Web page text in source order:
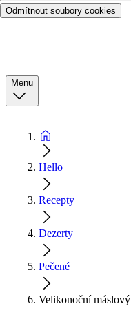
Odmítnout soubory cookies
Menu
Hello
Recepty
Dezerty
Pečené
Velikonoční